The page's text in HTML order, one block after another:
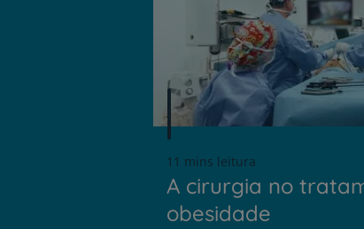
11 mins leitura
A cirurgia no
obesidade